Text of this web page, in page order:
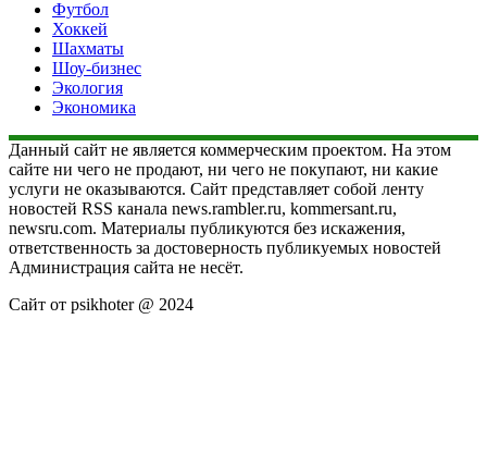
Футбол
Хоккей
Шахматы
Шоу-бизнес
Экология
Экономика
Данный сайт не является коммерческим проектом. На этом
сайте ни чего не продают, ни чего не покупают, ни какие
услуги не оказываются. Сайт представляет собой ленту
новостей RSS канала news.rambler.ru, kommersant.ru,
newsru.com. Материалы публикуются без искажения,
ответственность за достоверность публикуемых новостей
Администрация сайта не несёт.
Сайт от psikhoter @ 2024